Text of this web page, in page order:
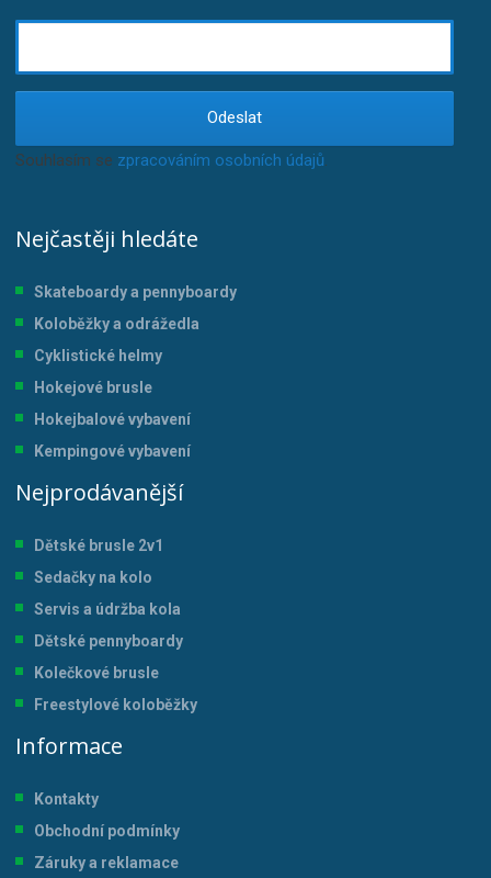
Odeslat
Souhlasím se zpracováním osobních údajů
Nejčastěji hledáte
Skateboardy a pennyboardy
Koloběžky a odrážedla
Cyklistické helmy
Hokejové brusle
Hokejbalové vybavení
Kempingové vybavení
Nejprodávanější
Dětské brusle 2v1
Sedačky na kolo
Servis a údržba kola
Dětské pennyboardy
Kolečkové brusle
Freestylové koloběžky
Informace
Kontakty
Obchodní podmínky
Záruky a reklamace